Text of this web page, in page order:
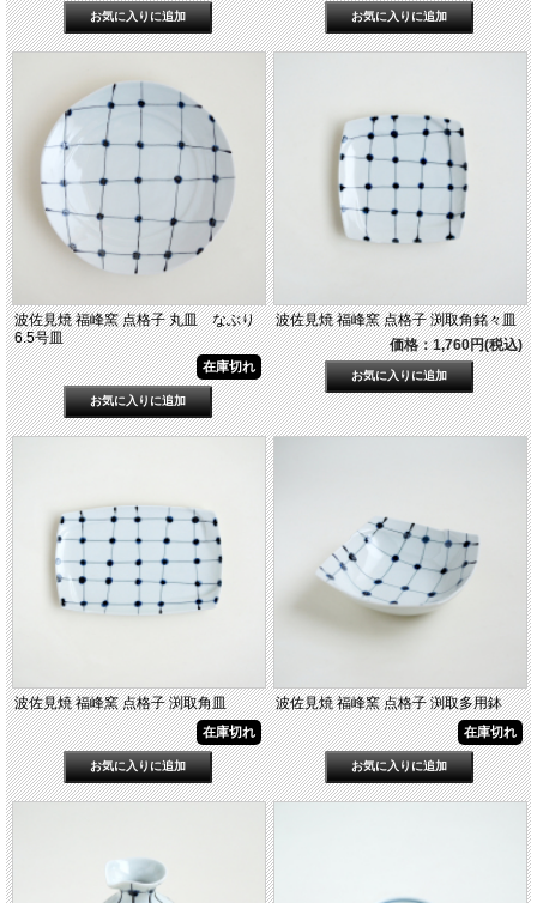
波佐見焼 福峰窯 点格子 丸皿 なぶり
6.5号皿
在庫切れ
波佐見焼 福峰窯 点格子 渕取角銘々皿
価格：1,760円(税込)
波佐見焼 福峰窯 点格子 渕取角皿
在庫切れ
波佐見焼 福峰窯 点格子 渕取多用鉢
在庫切れ